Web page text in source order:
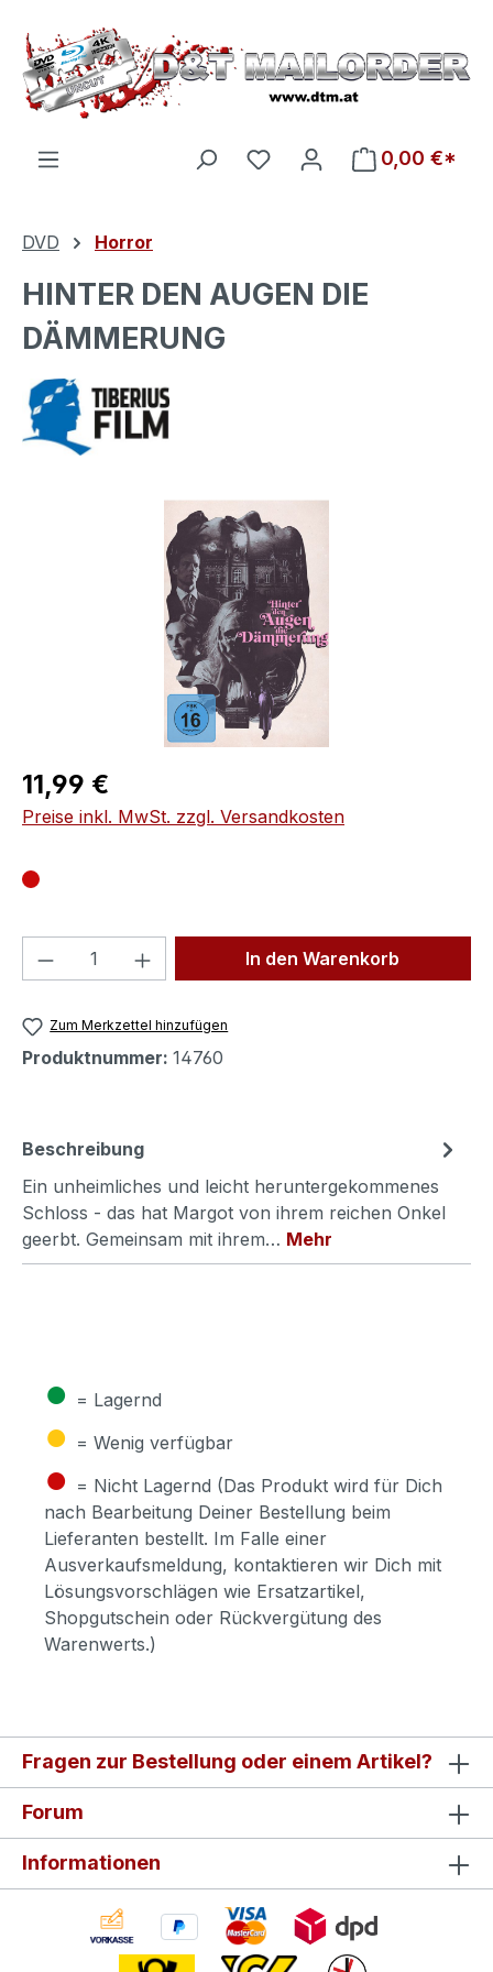
Zum Hauptinhalt springen
Du hast 0 Produkte auf
0,00 €*
DVD Horror
HINTER DEN AUGEN DIE
DÄMMERUNG
Bildergalerie überspringen
Regulärer Preis:
11,99 €
Preise inkl. MwSt. zzgl. Versandkosten
Produkt Anzahl: Gib denIn den Warenkorb
Zum Merkzettel hinzufügen
Produktnummer: 14760
Beschreibung
Ein unheimliches und leicht heruntergekommenes
Schloss - das hat Margot von ihrem reichen Onkel
geerbt. Gemeinsam mit ihrem… Mehr
● = Lagernd
● = Wenig verfügbar
● = Nicht Lagernd (Das Produkt wird für Dich
nach Bearbeitung Deiner Bestellung beim
Lieferanten bestellt. Im Falle einer
Ausverkaufsmeldung, kontaktieren wir Dich mit
Lösungsvorschlägen wie Ersatzartikel,
Shopgutschein oder Rückvergütung des
Warenwerts.)
Fragen zur Bestellung oder einem Artikel?
Forum
Informationen